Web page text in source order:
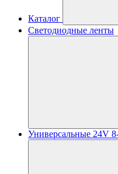
Каталог
Светодиодные ленты
Универсальные 24V